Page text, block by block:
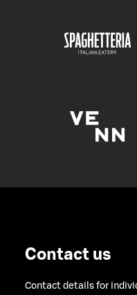
Contact us
Contact details for